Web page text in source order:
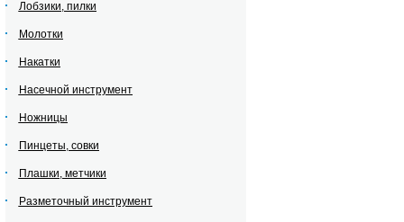
Лобзики, пилки
Молотки
Накатки
Насечной инструмент
Ножницы
Пинцеты, совки
Плашки, метчики
Разметочный инструмент